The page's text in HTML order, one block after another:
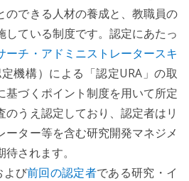
のできる人材の養成と、教職員の
している制度です。認定にあたっ
ーチ・アドミニストレータースキ
機構）による「認定URA」の取
基づくポイント制度を用いて所定
うえ認定しており、認定者はリ
ーター等を含む研究開発マネジメ
されます。
よび前回の認定者である研究・イ